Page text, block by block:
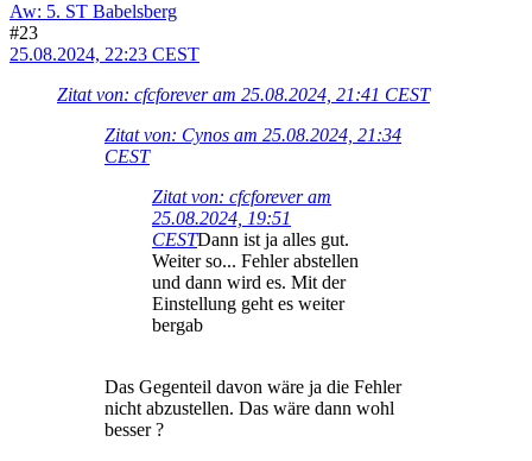
Aw: 5. ST Babelsberg
#23
25.08.2024, 22:23 CEST
Zitat von: cfcforever am 25.08.2024, 21:41 CEST
Zitat von: Cynos am 25.08.2024, 21:34
CEST
Zitat von: cfcforever am
25.08.2024, 19:51
CESTDann ist ja alles gut.
Weiter so... Fehler abstellen
und dann wird es. Mit der
Einstellung geht es weiter
bergab
Das Gegenteil davon wäre ja die Fehler
nicht abzustellen. Das wäre dann wohl
besser ?